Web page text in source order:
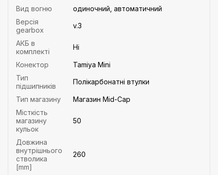
Вид вогню
одиночний, автоматичний
Версія
gearbox
v.3
АКБ в
комплекті
Ні
Конектор
Tamiya Mini
Тип
підшипників
Полікарбонатні втулки
Тип магазину
Магазин Mid-Cap
Місткість
магазину
кульок
50
Довжина
внутрішнього
стволика
[mm]
260